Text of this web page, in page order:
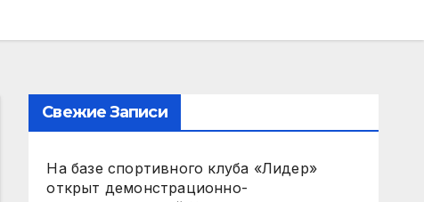
Свежие Записи
На базе спортивного клуба «Лидер»
открыт демонстрационно-